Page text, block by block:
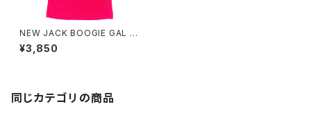
NEW JACK BOOGIE GAL Ca
misole
¥3,850
同じカテゴリの商品